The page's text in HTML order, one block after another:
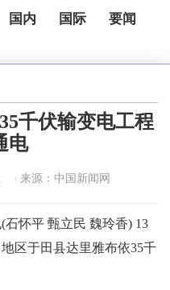
国内 国际
要闻
千伏输变电工程
电
来源：中国新闻网
石怀平 甄立民 魏玲香) 13
区于田县达里雅布依35千